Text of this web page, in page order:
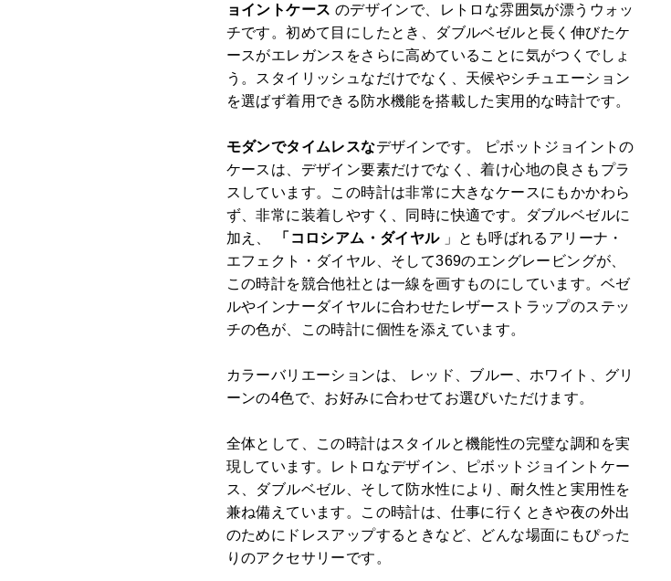
ョイントケース のデザインで、レトロな雰囲気が漂うウォッ
チです。初めて目にしたとき、ダブルベゼルと長く伸びたケ
ースがエレガンスをさらに高めていることに気がつくでしょ
う。スタイリッシュなだけでなく、天候やシチュエーション
を選ばず着用できる防水機能を搭載した実用的な時計です。
モダンでタイムレスなデザインです。 ピボットジョイントの
ケースは、デザイン要素だけでなく、着け心地の良さもプラ
スしています。この時計は非常に大きなケースにもかかわら
ず、非常に装着しやすく、同時に快適です。ダブルベゼルに
加え、
「コロシアム・ダイヤル 」とも呼ばれるアリーナ・
エフェクト・ダイヤル、そして369のエングレービングが、
この時計を競合他社とは一線を画すものにしています。ベゼ
ルやインナーダイヤルに合わせたレザーストラップのステッ
チの色が、この時計に個性を添えています。
カラーバリエーションは、
レッド、ブルー、ホワイト、グリ
ーンの4色で、お好みに合わせてお選びいただけます。
全体として、この時計はスタイルと機能性の完璧な調和を実
現しています。レトロなデザイン、ピボットジョイントケー
ス、ダブルベゼル、そして防水性により、耐久性と実用性を
兼ね備えています。この時計は、仕事に行くときや夜の外出
のためにドレスアップするときなど、どんな場面にもぴった
りのアクセサリーです。